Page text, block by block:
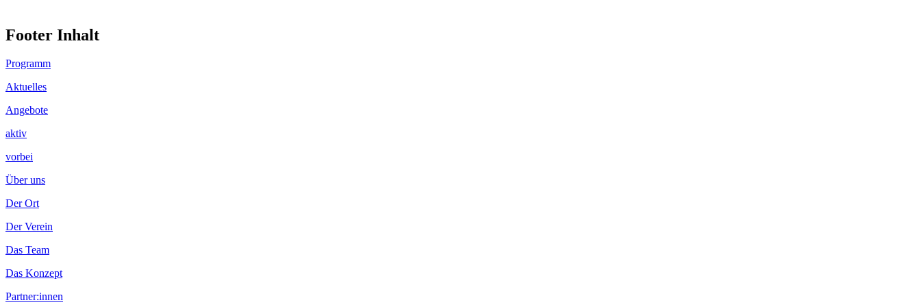
Footer Inhalt
Programm
Aktuelles
Angebote
aktiv
vorbei
Über uns
Der Ort
Der Verein
Das Team
Das Konzept
Partner:innen